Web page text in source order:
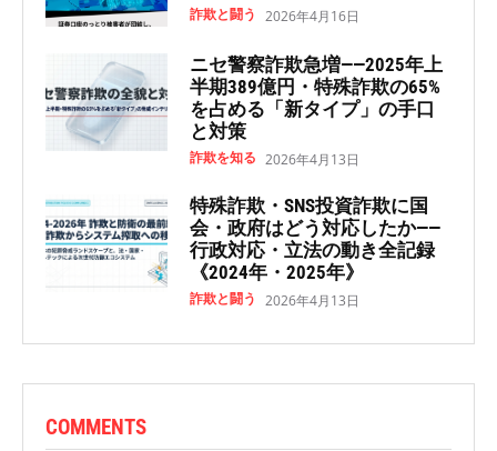
詐欺と闘う 2026年4月16日
ニセ警察詐欺急増——2025年上
半期389億円・特殊詐欺の65%
を占める「新タイプ」の手口
と対策
詐欺を知る 2026年4月13日
特殊詐欺・SNS投資詐欺に国
会・政府はどう対応したか——
行政対応・立法の動き全記録
《2024年・2025年》
詐欺と闘う 2026年4月13日
COMMENTS